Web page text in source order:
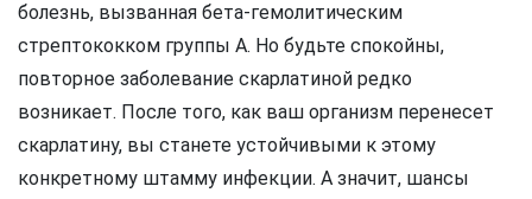
болезнь, вызванная бета-гемолитическим
стрептококком группы A. Но будьте спокойны,
повторное заболевание скарлатиной редко
возникает. После того, как ваш организм перенесет
скарлатину, вы станете устойчивыми к этому
конкретному штамму инфекции. А значит, шансы